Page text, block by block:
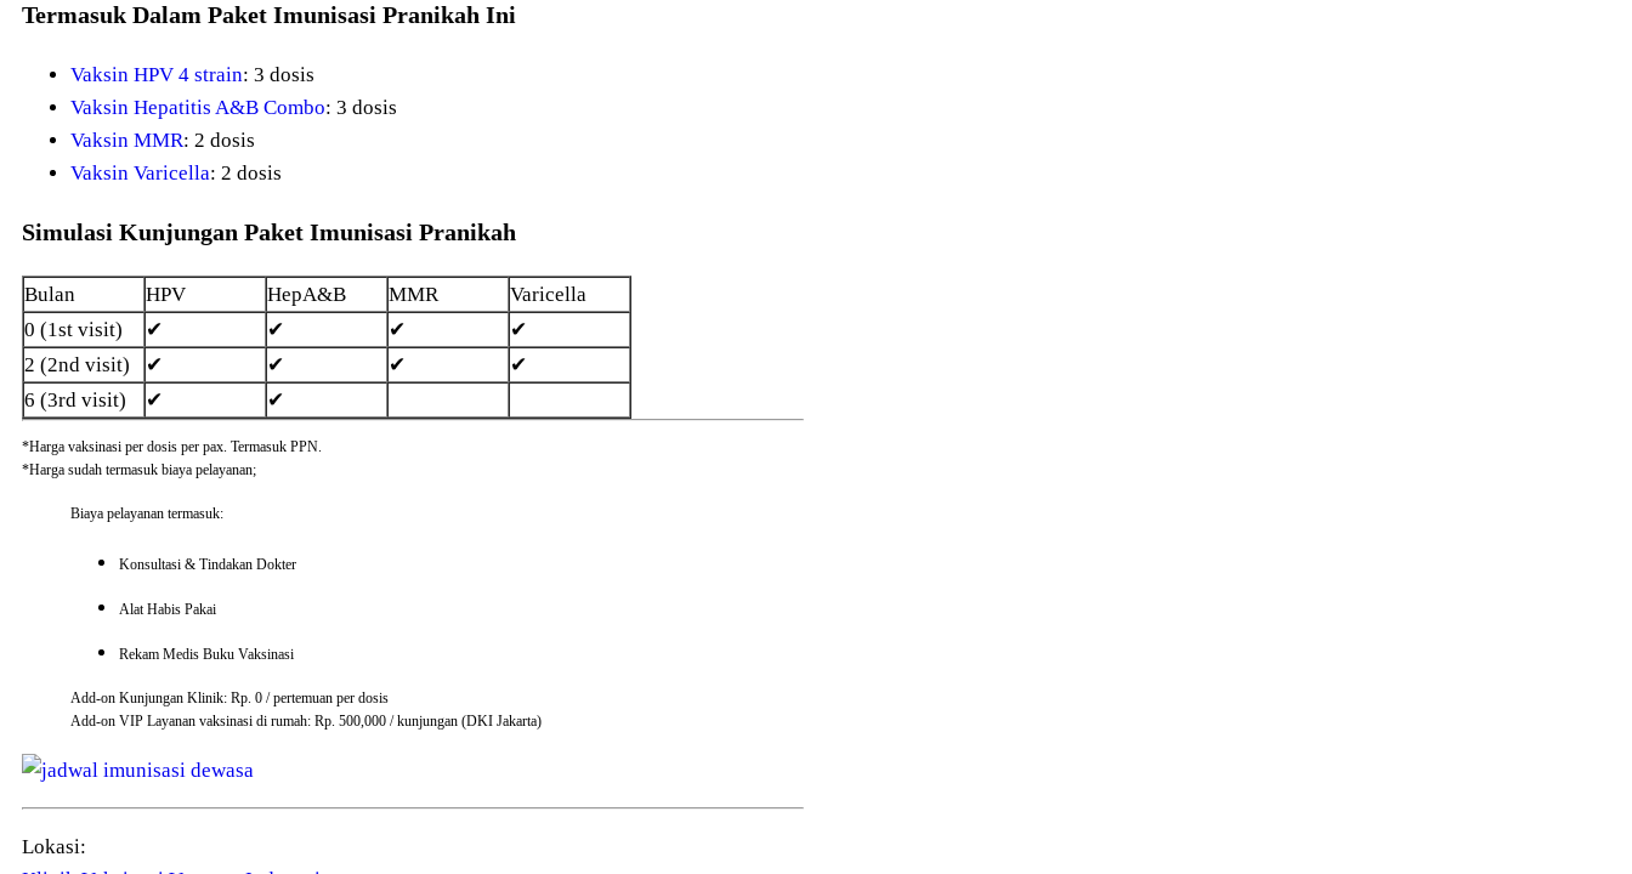
Termasuk Dalam Paket Imunisasi Pranikah Ini
Vaksin HPV 4 strain: 3 dosis
Vaksin Hepatitis A&B Combo: 3 dosis
Vaksin MMR: 2 dosis
Vaksin Varicella: 2 dosis
Simulasi Kunjungan Paket Imunisasi Pranikah
Bulan HPV HepA&B MMR
Varicella
0 (1st visit)
✔ ✔ ✔
✔
2 (2nd visit)
✔ ✔ ✔
✔
6 (3rd visit)
✔ ✔
*Harga vaksinasi per dosis per pax. Termasuk PPN.
*Harga sudah termasuk biaya pelayanan;
Biaya pelayanan termasuk:
Konsultasi & Tindakan Dokter
Alat Habis Pakai
Rekam Medis Buku Vaksinasi
Add-on Kunjungan Klinik: Rp. 0 / pertemuan per dosis
Add-on VIP Layanan vaksinasi di rumah: Rp. 500,000 / kunjungan (DKI Jakarta)
Lokasi: